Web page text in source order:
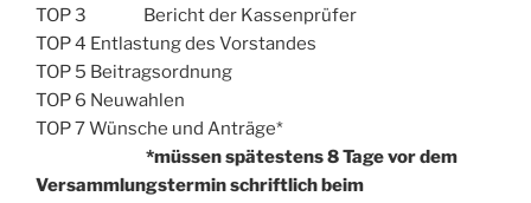
TOP 3 Bericht der Kassenprüfer
TOP 4 Entlastung des Vorstandes
TOP 5 Beitragsordnung
TOP 6 Neuwahlen
TOP 7 Wünsche und Anträge*
*müssen spätestens 8 Tage vor dem
Versammlungstermin schriftlich beim